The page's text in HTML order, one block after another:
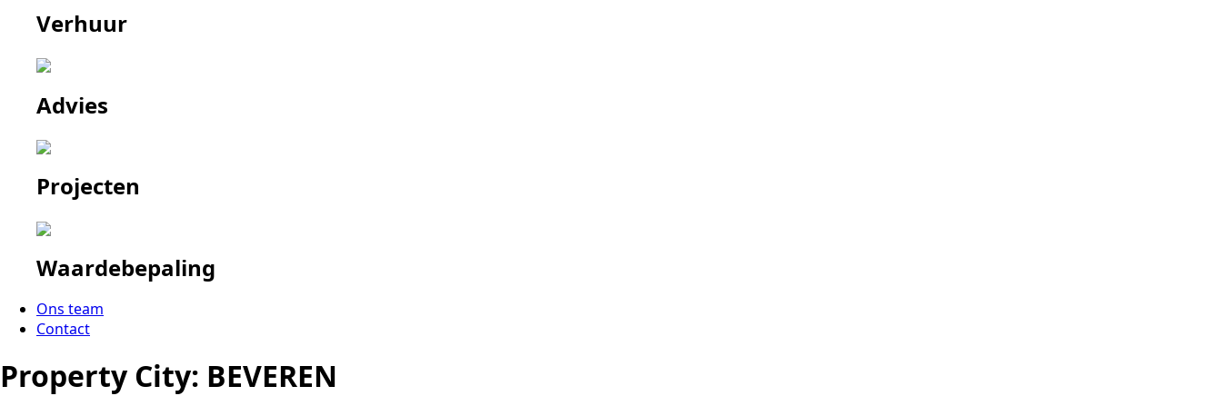
Verhuur
Advies
Projecten
Waardebepaling
Ons team
Contact
Property City: BEVEREN